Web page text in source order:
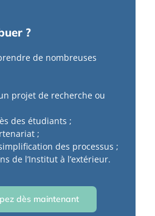
?
de nombreuses
projet de recherche ou
des étudiants ;
;
des processus ;
de l’Institut à l’extérieur.
dès maintenant